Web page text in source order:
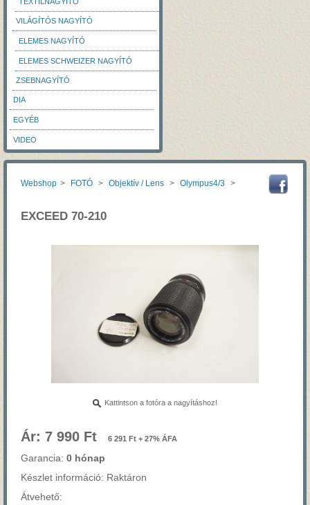
VILÁGÍTÓS NAGYÍTÓ
ELEMES NAGYÍTÓ
ELEMES SCHWEIZER NAGYÍTÓ
ZSEBNAGYÍTÓ
DIA
EGYÉB
VIDEO
Webshop > FOTÓ > Objektív / Lens > Olympus4/3 >
EXCEED 70-210
Kattintson a fotóra a nagyításhoz!
Ár: 7 990 Ft 6 291 Ft + 27% ÁFA
Garancia: 0 hónap
Készlet információ: Raktáron
Átvehető: